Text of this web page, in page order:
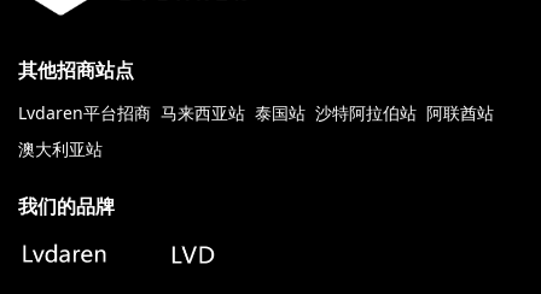
其他招商站点
Lvdaren平台招商 马来西亚站 泰国站 沙特阿拉伯站 阿联酋站
澳大利亚站
我们的品牌